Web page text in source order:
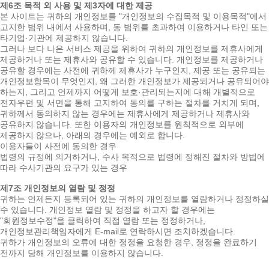
제6조 목적 외 사용 및 제3자에 대한 제공
본 사이트는 귀하의 개인정보를 "개인정보의 수집목적 및 이용목적"에서
고지한 범위 내에서 사용하며, 동 범위를 초과하여 이용하거나 타인 또는
타기업·기관에 제공하지 않습니다.
그러나 보다 나은 서비스 제공을 위하여 귀하의 개인정보를 제휴사에게
제공하거나 또는 제휴사와 공유할 수 있습니다. 개인정보를 제공하거나
공유할 경우에는 사전에 귀하께 제휴사가 누구인지, 제공 또는 공유되는
개인정보항목이 무엇인지, 왜 그러한 개인정보가 제공되거나 공유되어야
하는지, 그리고 언제까지 어떻게 보호·관리되는지에 대해 개별적으로
전자우편 및 서면을 통해 고지하여 동의를 구하는 절차를 거치게 되며,
귀하께서 동의하지 않는 경우에는 제휴사에게 제공하거나 제휴사와
공유하지 않습니다. 또한 이용자의 개인정보를 원칙적으로 외부에
제공하지 않으나, 아래의 경우에는 예외로 합니다.
이용자들이 사전에 동의한 경우
법령의 규정에 의거하거나, 수사 목적으로 법령에 정해진 절차와 방법에
따라 수사기관의 요구가 있는 경우
제7조 개인정보의 열람 및 정정
귀하는 언제든지 등록되어 있는 귀하의 개인정보를 열람하거나 정정하실
수 있습니다. 개인정보 열람 및 정정을 하고자 할 경우에는
"회원정보수정"을 클릭하여 직접 열람 또는 정정하거나,
개인정보관리책임자에게 E-mail로 연락하시면 조치하겠습니다.
귀하가 개인정보의 오류에 대한 정정을 요청한 경우, 정정을 완료하기
전까지 당해 개인정보를 이용하지 않습니다.